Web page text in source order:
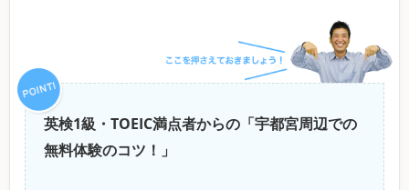
英検1級・TOEIC満点者からの「宇都宮周辺での
無料体験のコツ！」